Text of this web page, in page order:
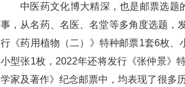
中医药文化博大精深，也是邮票选
事，从名药、名医、名堂等多角度选题，
行《药用植物（二）》特种邮票1套6枚、
小型张1枚，2022年还将发行《张仲景》
学家及著作》纪念邮票中，均表现了很多